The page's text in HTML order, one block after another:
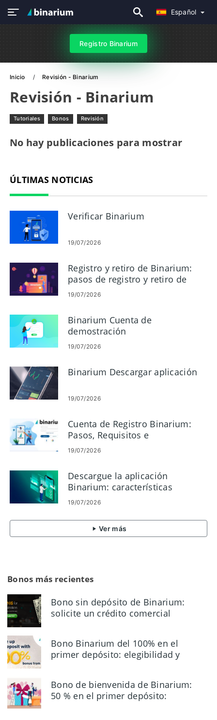
Español
Registro Binarium
Inicio Revisión - Binarium
Revisión - Binarium
Tutoriales Bonos Revisión
No hay publicaciones para mostrar
ÚLTIMAS NOTICIAS
Verificar Binarium
19/07/2026
Registro y retiro de Binarium:
pasos de registro y retiro de
cuenta
19/07/2026
Binarium Cuenta de
demostración
19/07/2026
Binarium Descargar aplicación
19/07/2026
Cuenta de Registro Binarium:
Pasos, Requisitos e
Incorporación
19/07/2026
Descargue la aplicación
Binarium: características
móviles, compatibilidad y
beneficios
19/07/2026
Ver más
Bonos más recientes
Bono sin depósito de Binarium:
solicite un crédito comercial
Bono Binarium del 100% en el
primer depósito: elegibilidad y
Bono de bienvenida de Binarium:
50 % en el primer depósito: